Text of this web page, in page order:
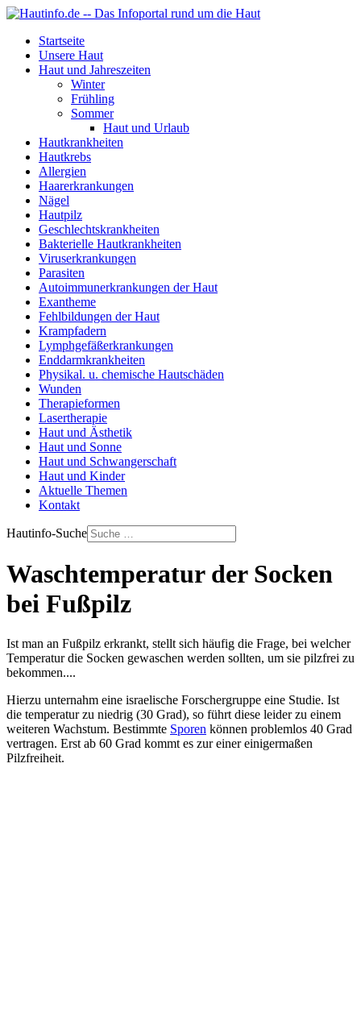
Startseite
Unsere Haut
Haut und Jahreszeiten
Winter
Frühling
Sommer
Haut und Urlaub
Hautkrankheiten
Hautkrebs
Allergien
Haarerkrankungen
Nägel
Hautpilz
Geschlechtskrankheiten
Bakterielle Hautkrankheiten
Viruserkrankungen
Parasiten
Autoimmunerkrankungen der Haut
Exantheme
Fehlbildungen der Haut
Krampfadern
Lymphgefäßerkrankungen
Enddarmkrankheiten
Physikal. u. chemische Hautschäden
Wunden
Therapieformen
Lasertherapie
Haut und Ästhetik
Haut und Sonne
Haut und Schwangerschaft
Haut und Kinder
Aktuelle Themen
Kontakt
Hautinfo-Suche
Waschtemperatur der Socken
bei Fußpilz
Ist man an Fußpilz erkrankt, stellt sich häufig die Frage, bei welcher
Temperatur die Socken gewaschen werden sollten, um sie pilzfrei zu
bekommen....
Hierzu unternahm eine israelische Forschergruppe eine Studie. Ist
die temperatur zu niedrig (30 Grad), so führt diese leider zu einem
weiteren Wachstum. Bestimmte Sporen können problemlos 40 Grad
vertragen. Erst ab 60 Grad kommt es zur einer einigermaßen
Pilzfreiheit.